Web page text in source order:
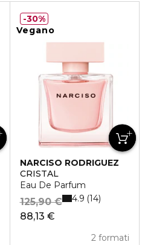
Vegano
NARCISO RODRIGUEZ
CRISTAL
Eau De Parfum
88,13 €
125,90 €
2 formati
4.9 14
30%